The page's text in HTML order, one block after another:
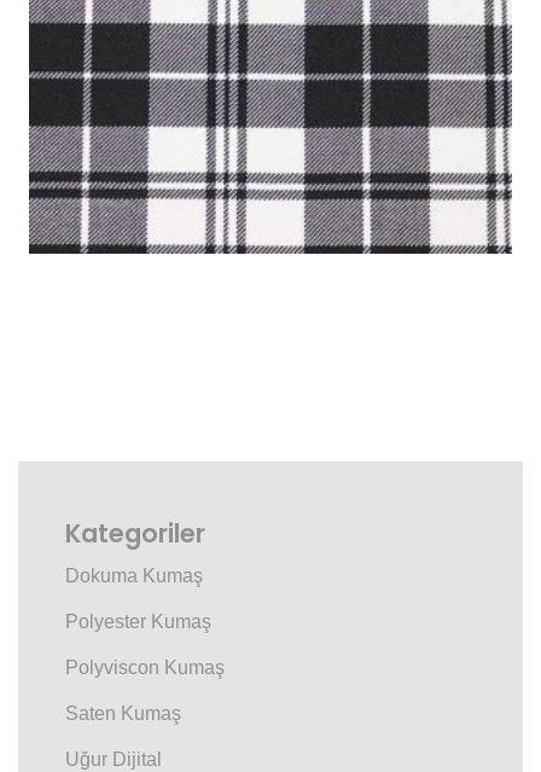
Kategoriler
Dokuma Kumaş
Polyester Kumaş
Polyviscon Kumaş
Saten Kumaş
Uğur Dijital